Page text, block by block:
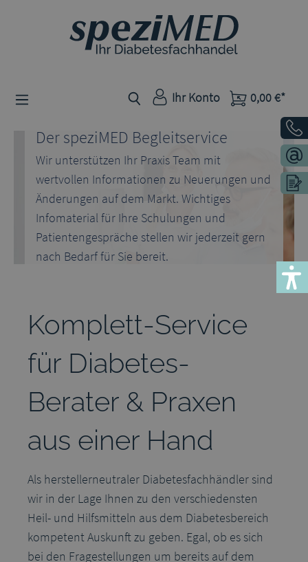
Zum Hauptinhalt springen
Ihr Konto 0,00 €*
Der speziMED Begleitservice
Wir unterstützen Ihr Praxis Team mit
wertvollen Informationen zu Neuerungen und
Änderungen auf dem Markt. Wichtiges
Infomaterial für Ihre Schulungen und
Patientengespräche stellen wir jederzeit gern
nach Bedarf für Sie bereit.
Komplett-Service
für Diabetes-
Berater & Praxen
aus einer Hand
Als herstellerneutraler Diabetesfachhändler sind
wir in der Lage Ihnen zu den verschiedensten
Heil- und Hilfsmitteln aus dem Diabetesbereich
kompetent Auskunft zu geben. Egal, ob es sich
bei den Fragestellungen um bereits auf dem